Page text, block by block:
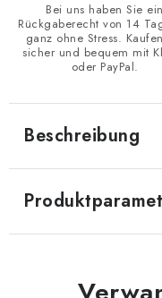
Bei uns haben Sie ein
Rückgaberecht von 14
ganz ohne Stress.
sicher und bequem mit
oder PayPal.
Beschreibung